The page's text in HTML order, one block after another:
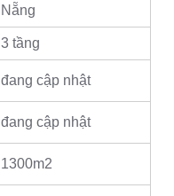
Nẵng
3 tầng
đang cập nhật
đang cập nhật
1300m2